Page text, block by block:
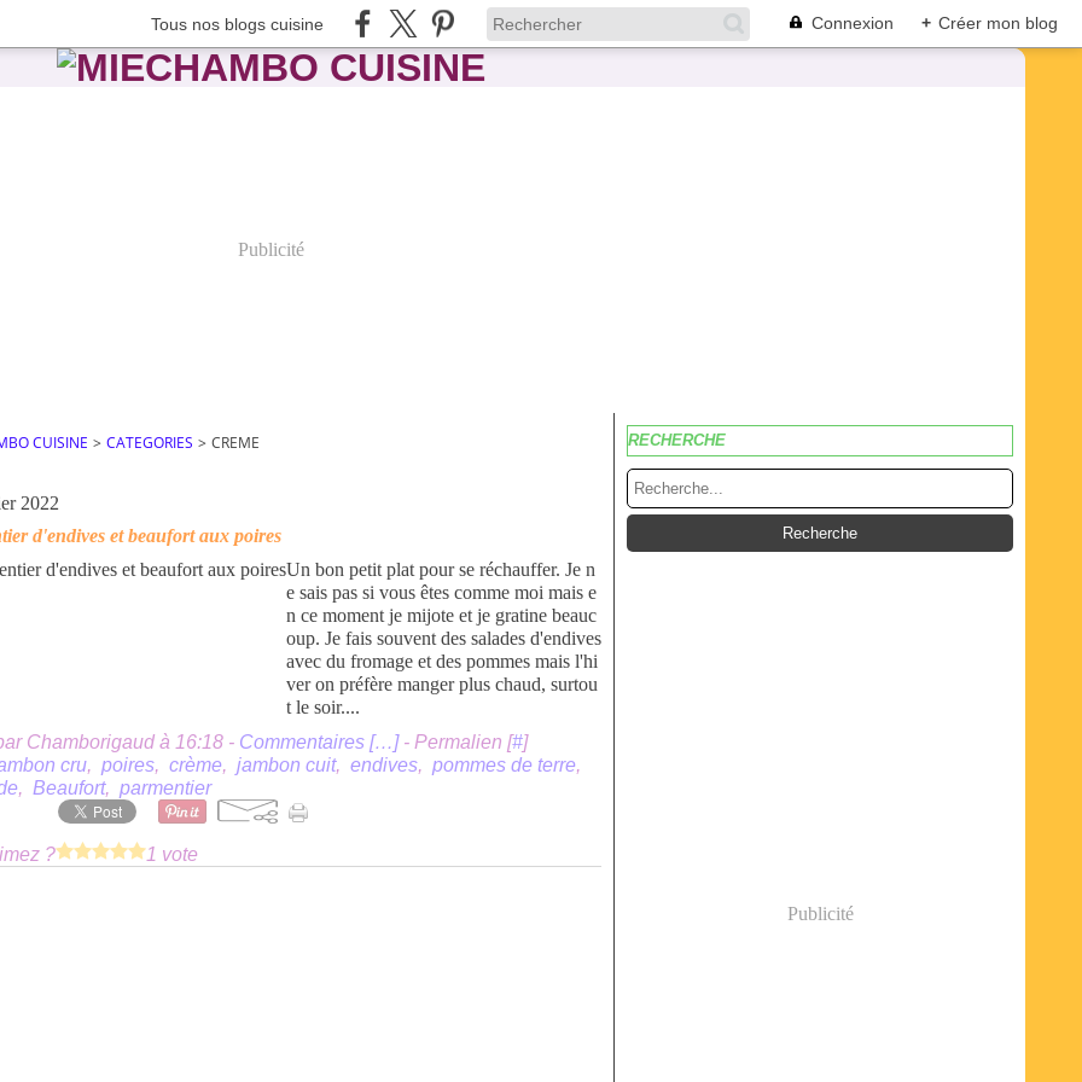
Tous nos blogs cuisine Connexion + Créer mon blog
Publicité
CUISINE > CATEGORIES > CREME
2022
d'endives et beaufort aux poires
Un bon petit plat pour se réchauffer. Je n
e sais pas si vous êtes comme moi mais e
n ce moment je mijote et je gratine beauc
oup. Je fais souvent des salades d'endives
avec du fromage et des pommes mais l'hi
ver on préfère manger plus chaud, surtou
t le soir....
Chamborigaud à 16:18 - Commentaires […]- Permalien [#]
cru, poires, crème, jambon cuit, endives, pommes de terre,
, Beaufort, parmentier
? 1 vote
RECHERCHE
Publicité